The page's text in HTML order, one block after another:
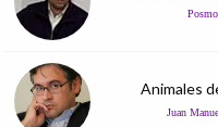
Animales
Juan